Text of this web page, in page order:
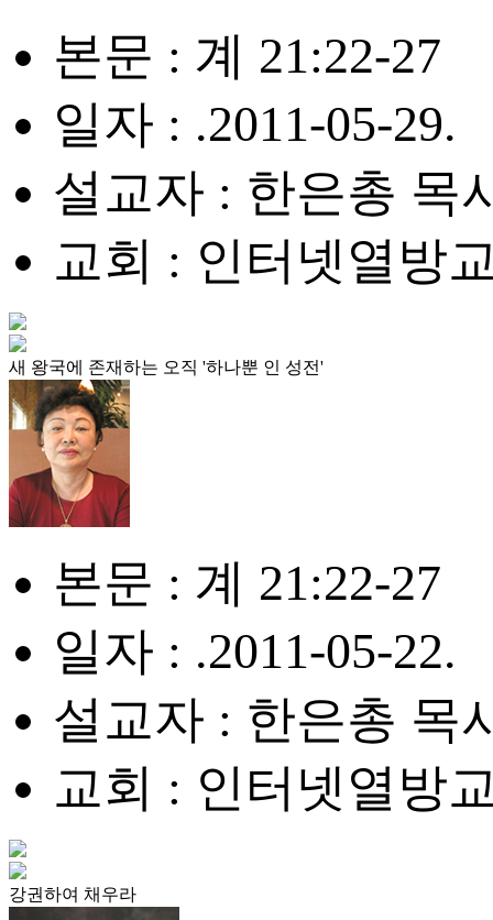
본문 : 계 21:22-27
일자 : .2011-05-29.
설교자 : 한은총 목
교회 : 인터넷열방
새 왕국에 존재하는 오직 '하나뿐 인 성전'
본문 : 계 21:22-27
일자 : .2011-05-22.
설교자 : 한은총 목
교회 : 인터넷열방
강권하여 채우라